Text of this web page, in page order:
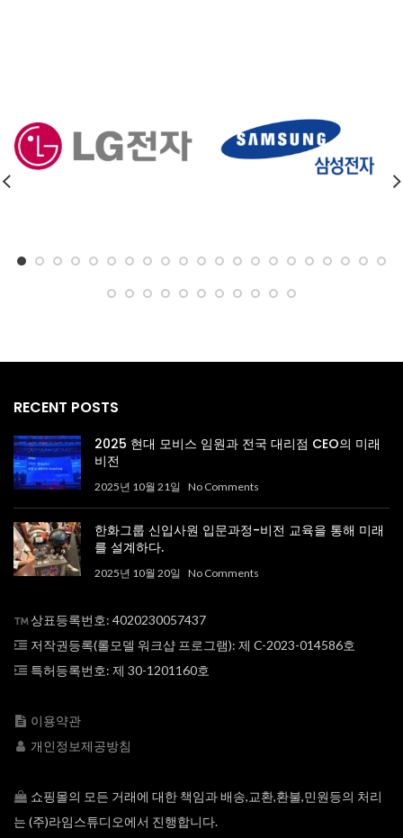
RECENT POSTS
2025 현대 모비스 임원과 전국 대리점 CEO의 미래
비전
2025년 10월 21일 No Comments
한화그룹 신입사원 입문과정-비전 교육을 통해 미래
를 설계하다.
2025년 10월 20일 No Comments
상표등록번호: 4020230057437
저작권등록(롤모델 워크샵 프로그램): 제 C-2023-014586호
특허등록번호: 제 30-1201160호
이용약관
개인정보제공방침
쇼핑몰의 모든 거래에 대한 책임과 배송,교환,환불,민원등의 처리
는 (주)라임스튜디오에서 진행합니다.